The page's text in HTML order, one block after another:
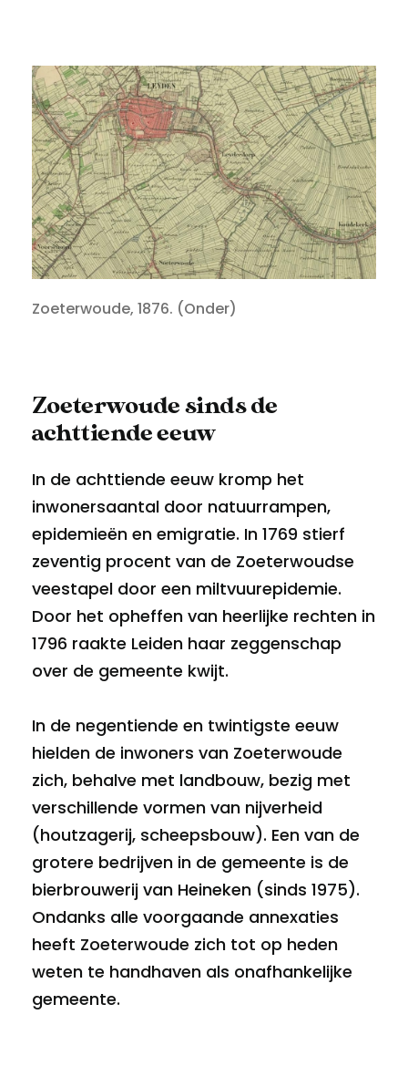
Zoeterwoude, 1876. (Onder)
Zoeterwoude sinds de
achttiende eeuw
In de achttiende eeuw kromp het
inwonersaantal door natuurrampen,
epidemieën en emigratie. In 1769 stierf
zeventig procent van de Zoeterwoudse
veestapel door een miltvuurepidemie.
Door het opheffen van heerlijke rechten in
1796 raakte Leiden haar zeggenschap
over de gemeente kwijt.
In de negentiende en twintigste eeuw
hielden de inwoners van Zoeterwoude
zich, behalve met landbouw, bezig met
verschillende vormen van nijverheid
(houtzagerij, scheepsbouw). Een van de
grotere bedrijven in de gemeente is de
bierbrouwerij van Heineken (sinds 1975).
Ondanks alle voorgaande annexaties
heeft Zoeterwoude zich tot op heden
weten te handhaven als onafhankelijke
gemeente.